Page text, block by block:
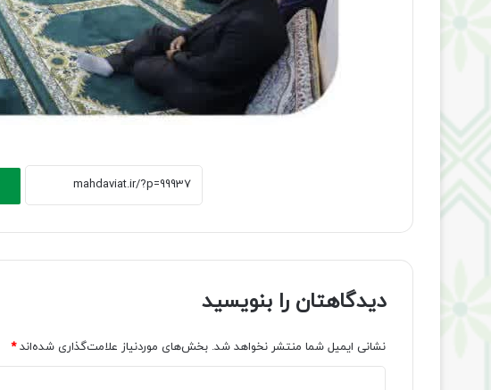
دیدگاهتان را بنویسید
نشانی ایمیل شما منتشر نخواهد شد. بخش‌های موردنیاز علامت‌گذاری شده‌اند*